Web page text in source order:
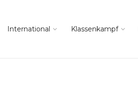
International Klassenkampf